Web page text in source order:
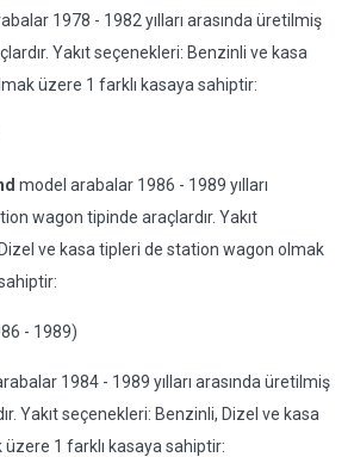
1978 - 1982 yılları arasında üretilmiş
Yakıt seçenekleri: Benzinli ve kasa
üzere 1 farklı kasaya sahiptir:
model arabalar 1986 - 1989 yılları
wagon tipinde araçlardır. Yakıt
ve kasa tipleri de station wagon olmak
- 1989)
1984 - 1989 yılları arasında üretilmiş
Yakıt seçenekleri: Benzinli, Dizel ve kasa
1 farklı kasaya sahiptir: